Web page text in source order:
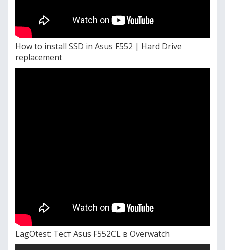
How to install SSD in Asus F552 | Hard Drive
replacement
LagOtest: Тест Asus F552CL в Overwatch